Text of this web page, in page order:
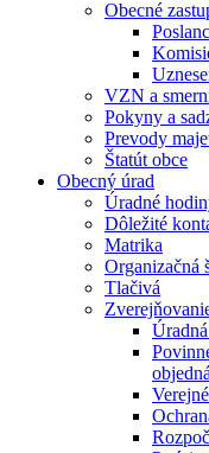
Obecné
VZN a
Pokyny a
Prevody
Štatút obce
Obecný úrad
Úradné
Dôležité
Matrika
Organizačná
Tlačivá